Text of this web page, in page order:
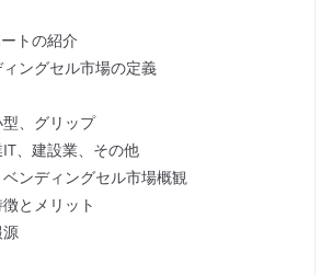
トの紹介
ィングセル市場の定義
、グリップ
建設業、その他
ベンディングセル市場概観
とメリット
源